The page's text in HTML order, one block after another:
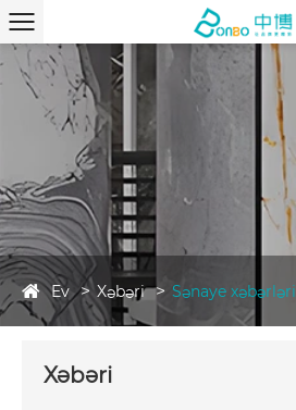
Ev Xəbəri Sənaye xəbərləri
Xəbəri